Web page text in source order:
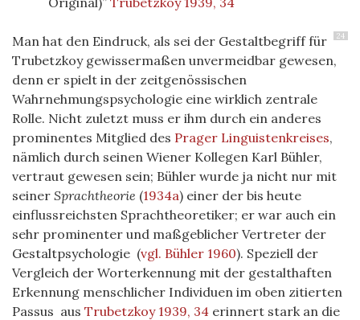
24
Man hat den Eindruck, als sei der Gestaltbegriff für
Trubetzkoy gewissermaßen unvermeidbar gewesen,
denn er spielt in der zeitgenössischen
Wahrnehmungspsychologie eine wirklich zentrale
Rolle. Nicht zuletzt muss er ihm durch ein anderes
prominentes Mitglied des Prager Linguistenkreises,
nämlich durch seinen Wiener Kollegen Karl Bühler,
vertraut gewesen sein; Bühler wurde ja nicht nur mit
seiner Sprachtheorie (1934a) einer der bis heute
einflussreichsten Sprachtheoretiker; er war auch ein
sehr prominenter und maßgeblicher Vertreter der
Gestaltpsychologie (vgl. Bühler 1960). Speziell der
Vergleich der Worterkennung mit der gestalthaften
Erkennung menschlicher Individuen im oben zitierten
Passus aus Trubetzkoy 1939, 34 erinnert stark an die